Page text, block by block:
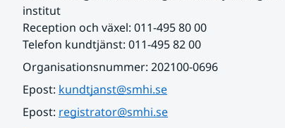
institut
Reception och växel: 011-495 80 00
Telefon kundtjänst: 011-495 82 00
Organisationsnummer: 202100-0696
Epost: kundtjanst@smhi.se
Epost: registrator@smhi.se